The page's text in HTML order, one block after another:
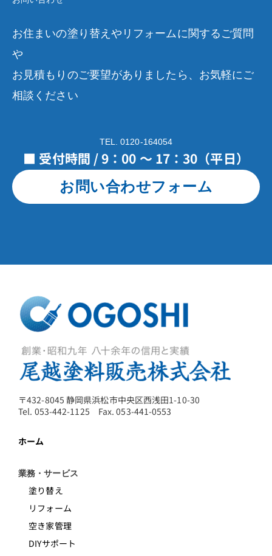
お住まいの塗り替えやリフォームに関するご質問
や
お見積もりのご要望がありましたら、お気軽にご
相談ください
TEL. 0120-164054
■ 受付時間 / 9：00 ～ 17：30（平日）
お問い合わせフォーム
〒432-8045 静岡県浜松市中央区西浅田1-10-30
Tel. 053-442-1125 Fax. 053-441-0553
ホーム
業務・サービス
塗り替え
リフォーム
空き家管理
DIYサポート